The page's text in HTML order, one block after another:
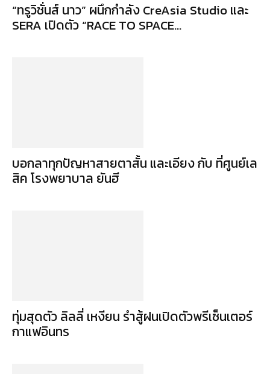
“ทรูวิชั่นส์ นาว” ผนึกกำลัง CreAsia Studio และ
SERA เปิดตัว “RACE TO SPACE...
บอกลาทุกปัญหาสายตาสั้น และเอียง กับ ที่ศูนย์เล
สิค โรงพยาบาล ยันฮี
ทุ่มสุดตัว ลิลลี่ เหงียน รำสู้ฝนเปิดตัวพรีเซ็นเตอร์
กาแฟอินทร